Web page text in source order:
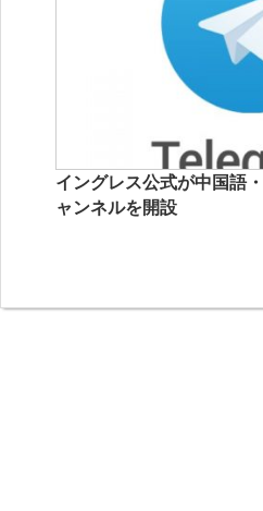
イングレス公式が中国語
ャンネルを開設